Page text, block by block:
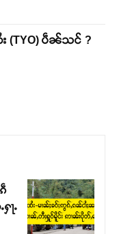
ႉထႅမ် ၸုမ်းၶၢ
ေႃႈ။
(TYO) ပဵၼ်သင် ?
ႃႉ